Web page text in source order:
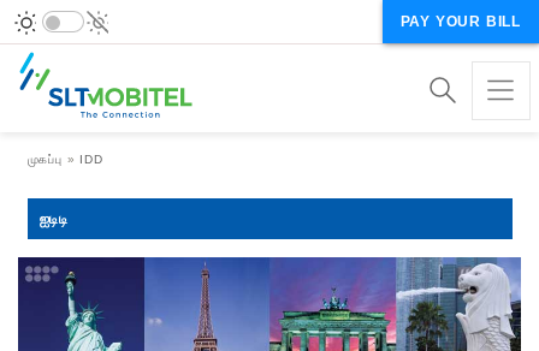
PAY YOUR BILL
Breadcrumb
முகப்பு IDD
ஐடிடி